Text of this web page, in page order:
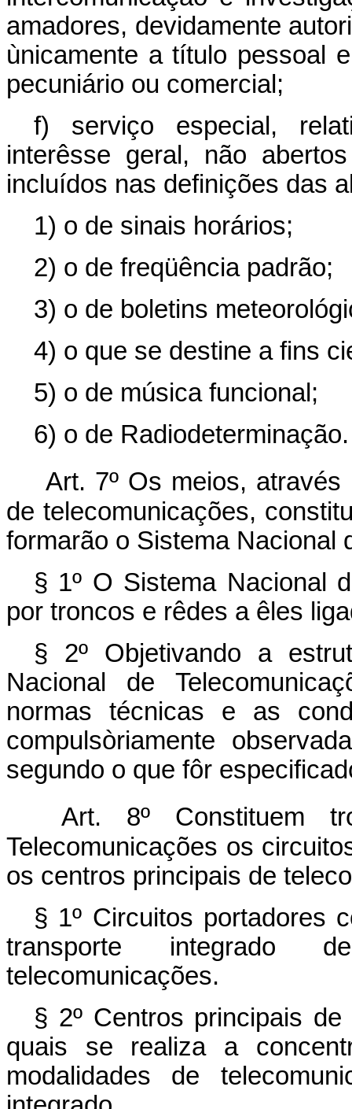
amadores, devidamente
ùnicamente a título pessoal
pecuniário ou comercial;
f) serviço especial,
interêsse geral, não
incluídos nas definições das
1) o de sinais horários;
2) o de freqüência padrão;
3) o de boletins
4) o que se destine a fins
5) o de música funcional;
6) o de Radiodeterminação.
Art. 7º Os meios,
de telecomunicações,
formarão o Sistema Nacional
§ 1º O Sistema Nacional
por troncos e rêdes a êles
§ 2º Objetivando a
Nacional de
normas técnicas e as
compulsòriamente
segundo o que fôr
Art. 8º Constituem
Telecomunicações os
os centros principais de
§ 1º Circuitos portadores
transporte integrado
telecomunicações.
§ 2º Centros principais
quais se realiza a
modalidades de